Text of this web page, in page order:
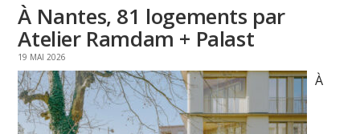
À Nantes, 81 logements par
Atelier Ramdam + Palast
19 MAI 2026
À